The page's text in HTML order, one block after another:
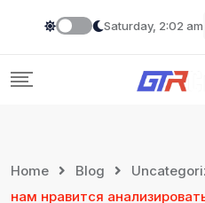
Saturday, 2:02 am
Home Blog
нам нравится